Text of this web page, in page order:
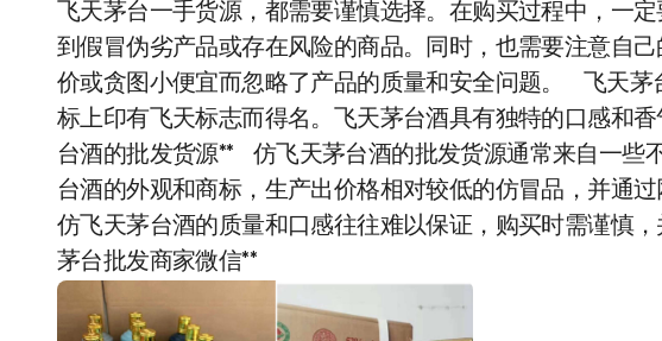
飞天茅台一手货源，都需要谨慎选择。在购买过程中，一
到假冒伪劣产品或存在风险的商品。同时，也需要注意自
价或贪图小便宜而忽略了产品的质量和安全问题。 飞天茅
标上印有飞天标志而得名。飞天茅台酒具有独特的口感和
台酒的批发货源** 仿飞天茅台酒的批发货源通常来自一些
台酒的外观和商标，生产出价格相对较低的仿冒品，并通
仿飞天茅台酒的质量和口感往往难以保证，购买时需谨慎
茅台批发商家微信**